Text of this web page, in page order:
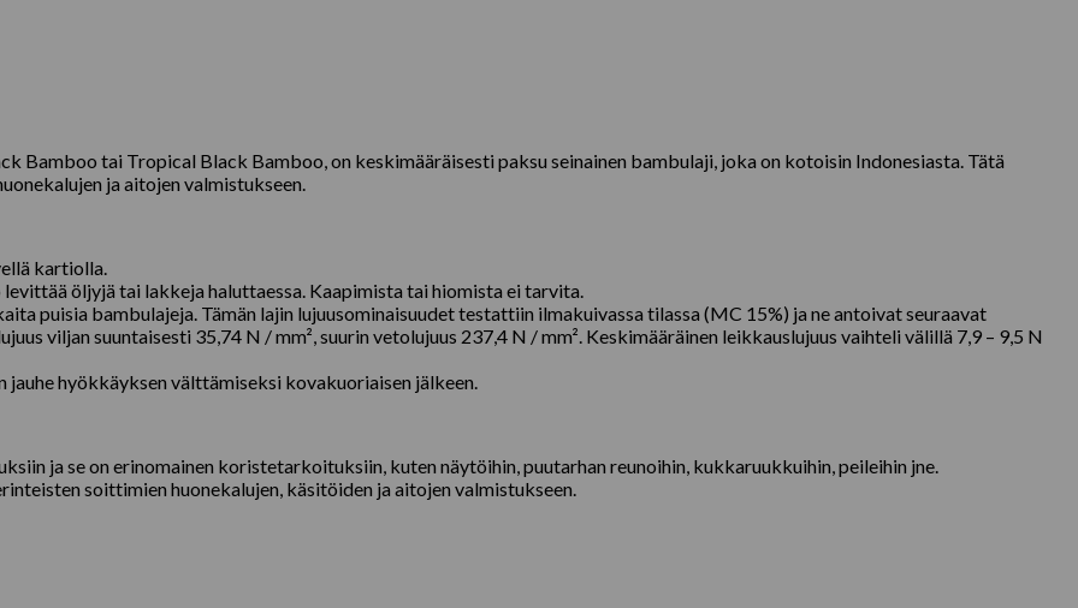
Bamboo tai Tropical Black Bamboo, on keskimääräisesti paksu seinainen bambulaji, joka on kotoisin Indonesiasta. Tätä
ja aitojen valmistukseen.
kartiolla.
öljyjä tai lakkeja haluttaessa. Kaapimista tai hiomista ei tarvita.
puisia bambulajeja. Tämän lajin lujuusominaisuudet testattiin ilmakuivassa tilassa (MC 15%) ja ne antoivat seuraavat
viljan suuntaisesti 35,74 N / mm², suurin vetolujuus 237,4 N / mm². Keskimääräinen leikkauslujuus vaihteli välillä 7,9 – 9,5 N
hyökkäyksen välttämiseksi kovakuoriaisen jälkeen.
ja se on erinomainen koristetarkoituksiin, kuten näytöihin, puutarhan reunoihin, kukkaruukkuihin, peileihin jne.
soittimien huonekalujen, käsitöiden ja aitojen valmistukseen.